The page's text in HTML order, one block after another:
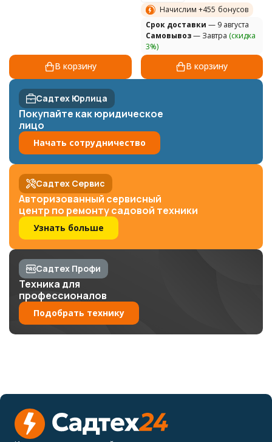
В корзину
Начислим +455 бонусов
Cрок доставки — 9 августа
Самовывоз— Завтра (скидка
3%)
В корзину
Садтех Юрлица
Покупайте как юридическое
лицо
Начать сотрудничество
Садтех Сервис
Авторизованный сервисный
центр по ремонту садовой техники
Узнать больше
Садтех Профи
Техника для
профессионалов
Подобрать технику